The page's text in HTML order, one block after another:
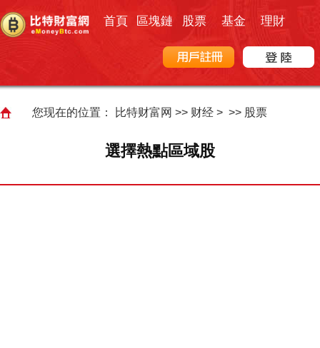
首頁 區塊鏈 股票 基金 理財
您现在的位置： 比特财富网 >> 财经> >> 股票
選擇熱點區域股